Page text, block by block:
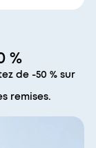
%
de -50 % sur
remises.